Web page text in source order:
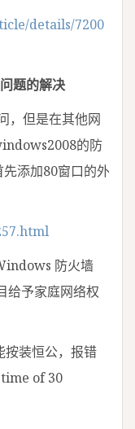
details/7200
题的解决
，但是在其他网
的防
添加80窗口的外
防火墙
给予家庭网络权
按装恒公，报错
of 30